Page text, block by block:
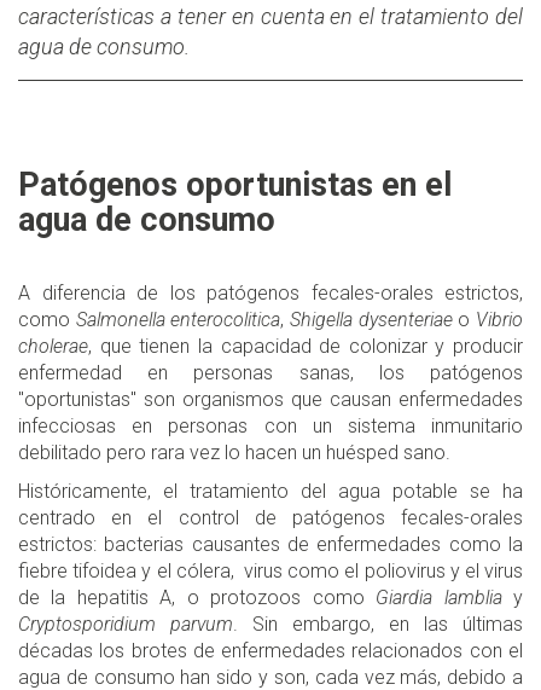
características a tener en cuenta en el tratamiento del
agua de consumo.
Patógenos oportunistas en el
agua de consumo
A diferencia de los patógenos fecales-orales estrictos,
como Salmonella enterocolitica,Shigella dysenteriaeo Vibrio
cholerae, que tienen la capacidad de colonizar y producir
enfermedad en personas sanas, los patógenos
"oportunistas" son organismos que causan enfermedades
infecciosas en personas con un sistema inmunitario
debilitado pero rara vez lo hacen un huésped sano.
Históricamente, el tratamiento del agua potable se ha
centrado en el control de patógenos fecales-orales
estrictos: bacterias causantes de enfermedades como la
fiebre tifoidea y el cólera, virus como el poliovirus y el virus
de la hepatitis A, o protozoos como Giardia lambliay
Cryptosporidium parvum . Sin embargo, en las últimas
décadas los brotes de enfermedades relacionados con el
agua de consumo han sido y son, cada vez más, debido a